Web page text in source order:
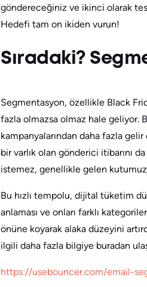
göndereceğiniz ve ikinci olarak
Hedefi tam on ikiden vurun!
Sıradaki?
Segmentasyon, özellikle Black
fazla olmazsa olmaz hale geliyor.
kampanyalarından daha fazla
bir varlık olan gönderici itibarını
istemez, genellikle gelen
Bu hızlı tempolu, dijital tüketim
anlaması ve onları farklı
önüne koyarak alaka düzeyini
ilgili daha fazla bilgiye buradan
https://usebouncer.com/email-